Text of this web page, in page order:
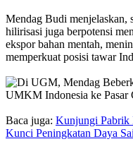
Mendag Budi menjelaskan,
hilirisasi juga berpotensi
ekspor bahan mentah,
memperkuat posisi tawar
Baca juga: Kunjungi Pabrik
Kunci Peningkatan Daya